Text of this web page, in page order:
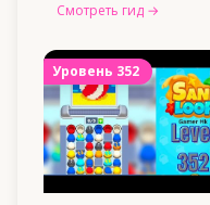
Смотреть гид →
Уровень 352